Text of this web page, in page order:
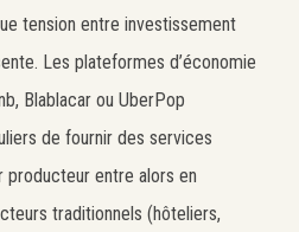
tension entre investissement
Les plateformes d’économie
Blablacar ou UberPop
de fournir des services
entre alors en
traditionnels (hôteliers,